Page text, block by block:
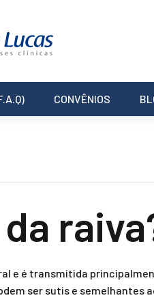
CONVÊNIOS
e é transmitida
ser sutis e semelhantes